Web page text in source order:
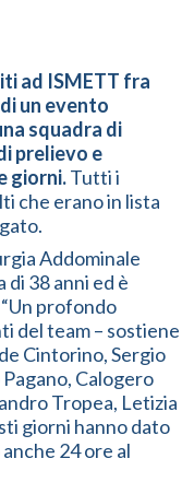
ad ISMETT fra
un evento
squadra di
prelievo e
giorni.Tutti i
che erano in lista
Addominale
di 38 anni ed è
profondo
del team – sostiene
Cintorino, Sergio
Calogero
Tropea, Letizia
giorni hanno dato
24 ore al